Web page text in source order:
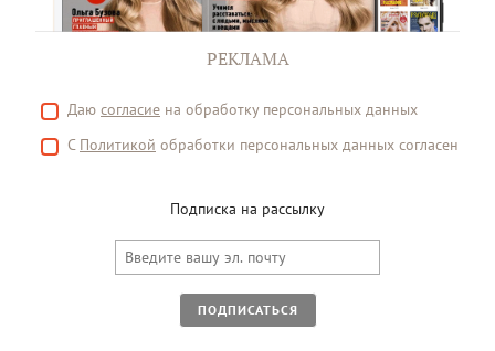
РЕКЛАМА
Даю согласие на обработку персональных данных
С Политикой обработки персональных данных согласен
Подписка на рассылку
ПОДПИСАТЬСЯ